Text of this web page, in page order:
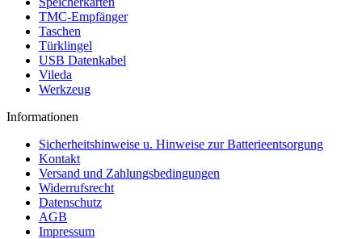
TMC-Empfänger
Taschen
Türklingel
USB Datenkabel
Vileda
Werkzeug
Informationen
Sicherheitshinweise u. Hinweise zur Batterieentsorgung
Kontakt
Versand und Zahlungsbedingungen
Widerrufsrecht
Datenschutz
AGB
Impressum